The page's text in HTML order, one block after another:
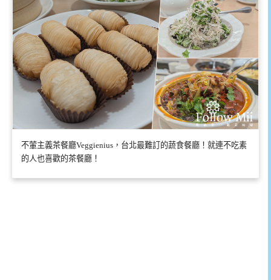
不葷主義茶餐廳Veggienius，台北最難訂的蔬食餐廳！就連不吃素
的人也喜歡的茶餐廳！